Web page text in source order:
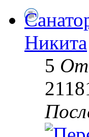
Никита
5